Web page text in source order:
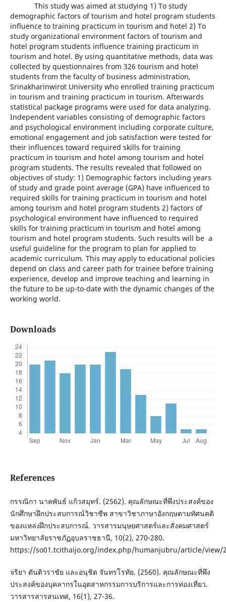
This study was aimed at studying 1) To study
demographic factors of tourism and hotel program students
influence to training practicum in tourism and hotel 2) To
study organizational environment factors of tourism and
hotel program students influence training practicum in
tourism and hotel. By using quantitative methods, data was
collected by questionnaires from 326 tourism and hotel
students from the faculty of business administration,
Srinakharinwirot University who enrolled training practicum
in tourism and training practicum in tourism. Afterwards
statistical package programs were used for data analyzing.
Independent variables consisting of demographic factors
and psychological environment including corporate culture,
emotional engagement and job satisfaction were tested for
their influences toward required skills for training
practicum in tourism and hotel among tourism and hotel
program students. The results revealed that followed on
objectives of study: 1) Demographic factors including years
of study and grade point average (GPA) have influenced to
required skills for training practicum in tourism and hotel
among tourism and hotel program students 2) factors of
psychological environment have influenced to required
skills for training practicum in tourism and hotel among
tourism and hotel program students. Such results will be a
useful guideline for the program to plan for applied to
academic curriculum. This may apply to educational policies
depend on class and career path for trainee before training
experience, develop and improve teaching and learning in
the future to be up-to-date with the dynamic changes of the
working world.
Downloads
References
กรรณิกา นาคพันธ์ แก้วสมุทร์. (2562). คุณลักษณะที่พึงประสงค์ของ
นักศึกษาฝึกประสบการณ์วิชาชีพ สาขาวิชาภาษาอังกฤษตามทัศนคติ
ของแหล่งฝึกประสบการณ์. วารสารมนุษยศาสตร์และสังคมศาสตร์
มหาวิทยาลัยราชภัฏอุบลราชธานี, 10(2), 270-280.
https://so01.tcithaijo.org/index.php/humanjubru/article/view/
จริยา ตันติวราชัย และอนุชิต จันทรโรทัย. (2560). คุณลักษณะที่พึง
ประสงค์ของบุคลากรในอุตสาหกรรมการบริการและการท่องเที่ยว.
วารสารสารสนเทศ, 16(1), 27-36.